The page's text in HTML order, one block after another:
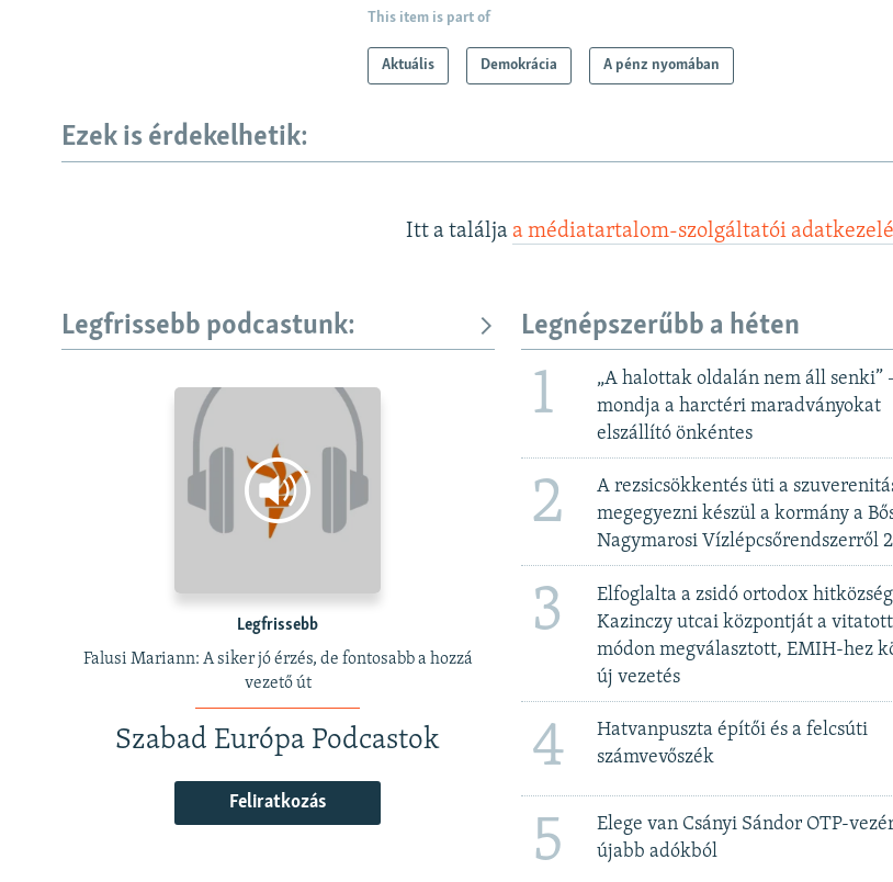
This item is part of
Aktuális Demokrácia A pénz nyomában
Ezek is érdekelhetik:
Itt a találja a médiatartalom-szolgáltatói
Legfrissebb podcastunk:
Legfrissebb
Falusi Mariann: A siker jó érzés, de fontosabb a hozzá
vezető út
Szabad Európa Podcastok
Feliratkozás
Legnépszerűbb a héten
1
„A halottak oldalán nem áll senki”
mondja a harctéri maradványokat
elszállító önkéntes
2
A rezsicsökkentés üti a
megegyezni készül a kormány a
Nagymarosi Vízlépcsőrendszerről
3
Elfoglalta a zsidó ortodox hitközség
Kazinczy utcai központját a vitatott
módon megválasztott, EMIH-hez
új vezetés
4
Hatvanpuszta építői és a felcsúti
számvevőszék
5
Elege van Csányi Sándor OTP-
újabb adókból